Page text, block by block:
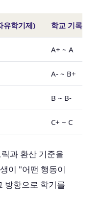
유학기제) 학교 기록 (정
A+ ~ A
A- ~ B+
B ~ B-
C+ ~ C
과 환산 기준을
이 "어떤 행동이
방향으로 학기를